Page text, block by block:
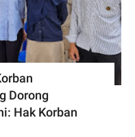
Dorong
Hak Korban